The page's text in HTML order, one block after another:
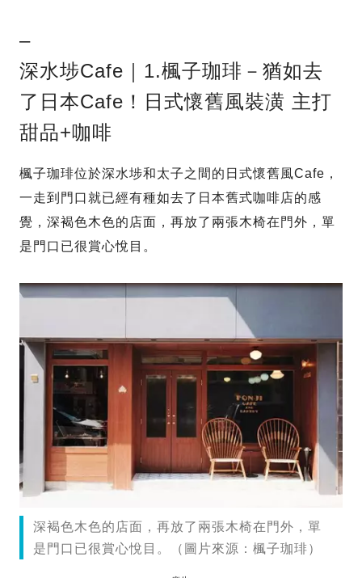
–
深水埗Cafe｜1.楓子珈琲－猶如去
了日本Cafe！日式懷舊風裝潢 主打
甜品+咖啡
楓子珈琲位於深水埗和太子之間的日式懷舊風Cafe，
一走到門口就已經有種如去了日本舊式咖啡店的感
覺，深褐色木色的店面，再放了兩張木椅在門外，單
是門口已很賞心悅目。
深褐色木色的店面，再放了兩張木椅在門外，單
是門口已很賞心悅目。（圖片來源：楓子珈琲）